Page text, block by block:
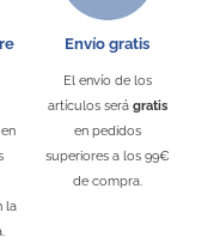
la
Envío gratis
El envío de los
artículos será gratis
en pedidos
superiores a los 99€
de compra.